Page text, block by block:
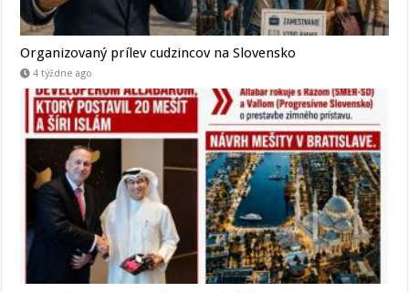
Organizovaný prílev cudzincov na Slovensko
4 týždne ago